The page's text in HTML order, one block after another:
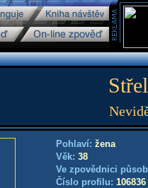
Pohlaví: žena
Věk: 38
Ve zpovědnici
Číslo profilu: 106836